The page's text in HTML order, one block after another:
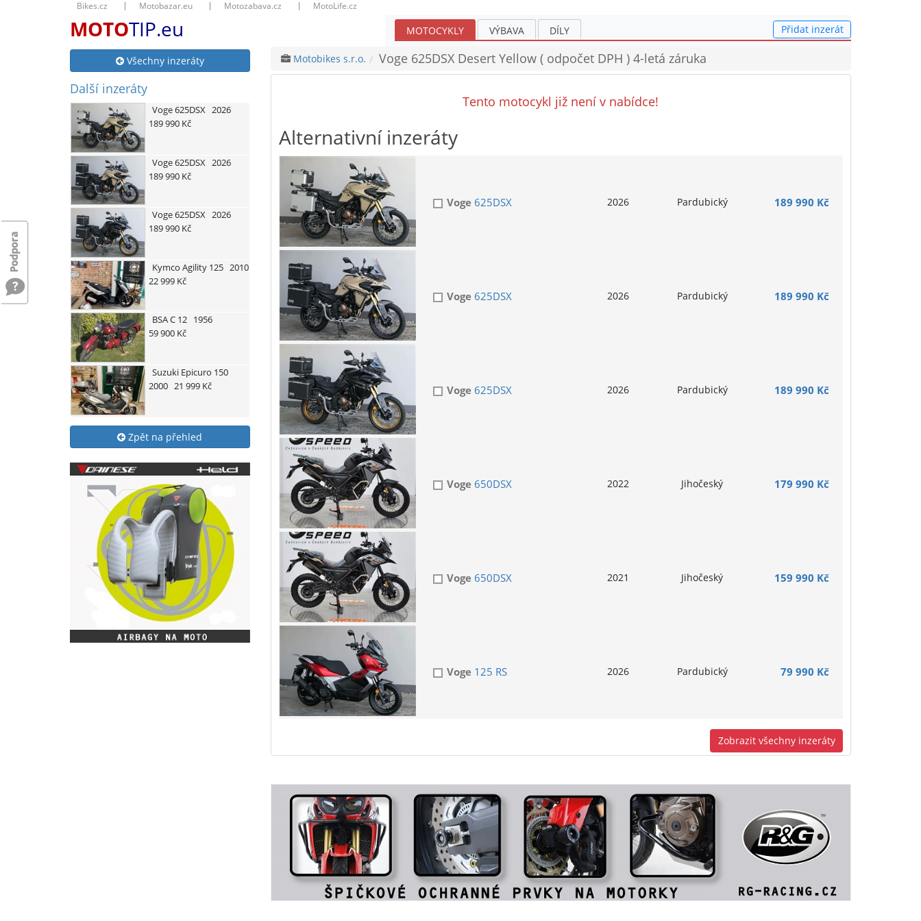
Bikes.cz Motobazar.eu Motozabava.cz MotoLife.cz
MOTOTIP.eu MOTOCYKLY VÝBAVA DÍLY Přidat inzerát
Všechny inzeráty
Další inzeráty
Voge625DSX 2026
189 990 Kč
Voge625DSX
2026
189 990 Kč
Voge625DSX 2026
189 990 Kč
Kymco Agility 125 2010
22 999 Kč
BSAC 12 1956
59 900 Kč
SuzukiEpicuro 150
2000 21 999 Kč
Zpět na přehled
Motobikes s.r.o. Voge 625DSX Desert Yellow ( odpočet DPH ) 4-letá záruka
Tento motocykl již není v nabídce!
Alternativní inzeráty
Voge625DSX 2026 Pardubický 189 990 Kč
Voge625DSX 2026 Pardubický 189 990 Kč
Voge625DSX 2026 Pardubický 189 990 Kč
Voge650DSX 2022 Jihočeský 179 990 Kč
Voge650DSX 2021 Jihočeský 159 990 Kč
Voge125 RS 2026 Pardubický 79 990 Kč
Zobrazit všechny inzeráty